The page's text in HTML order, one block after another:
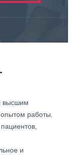
высшим
работы.
и